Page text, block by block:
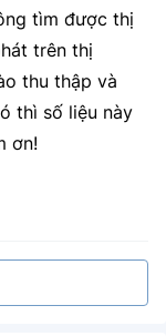
tìm được thị
trên thị
thu thập và
thì số liệu này
ơn!